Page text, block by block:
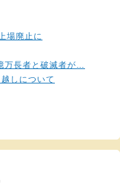
場廃止に
万長者と破滅者が…
しについて